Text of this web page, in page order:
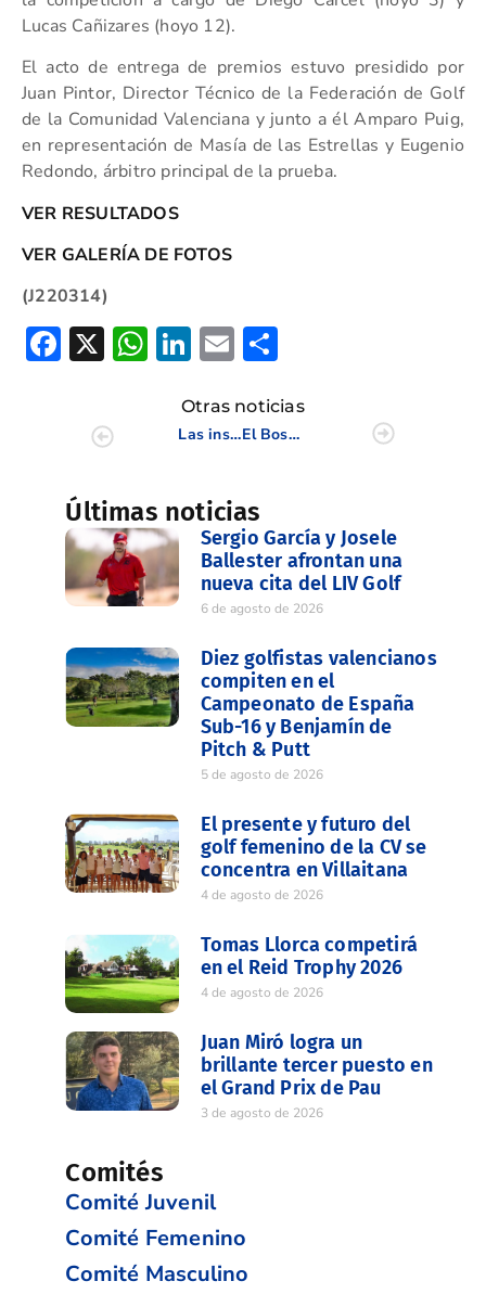
Lucas Cañizares (hoyo 12).
El acto de entrega de premios estuvo presidido por
Juan Pintor, Director Técnico de la Federación de Golf
de la Comunidad Valenciana y junto a él Amparo Puig,
en representación de Masía de las Estrellas y Eugenio
Redondo, árbitro principal de la prueba.
VER RESULTADOS
VER GALERÍA DE FOTOS
(J220314)
Facebook
X WhatsApp
LinkedIn
Email
Otras noticias
Las instalaciones del CDT acogieron un curso de Auxiliar de Campos de Golf
El Bosque cerró el Triangular Senior de la CV con 112 jugadores en el campo
Últimas noticias
Sergio García y Josele
Ballester afrontan una
nueva cita del LIV Golf
6 de agosto de 2026
Diez golfistas valencianos
compiten en el
Campeonato de España
Sub-16 y Benjamín de
Pitch & Putt
5 de agosto de 2026
El presente y futuro del
golf femenino de la CV se
concentra en Villaitana
4 de agosto de 2026
Tomas Llorca competirá
en el Reid Trophy 2026
4 de agosto de 2026
Juan Miró logra un
brillante tercer puesto en
el Grand Prix de Pau
3 de agosto de 2026
Comités
Comité Juvenil
Comité Femenino
Comité Masculino